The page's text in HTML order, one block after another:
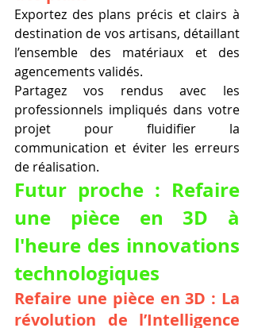
Exportez des plans précis et clairs à
destination de vos artisans, détaillant
l’ensemble des matériaux et des
agencements validés.
Partagez vos rendus avec les
professionnels impliqués dans votre
projet pour fluidifier la
communication et éviter les erreurs
de réalisation.
Futur proche : Refaire
une pièce en 3D à
l'heure des innovations
technologiques
Refaire une pièce en 3D : La
révolution de l’Intelligence